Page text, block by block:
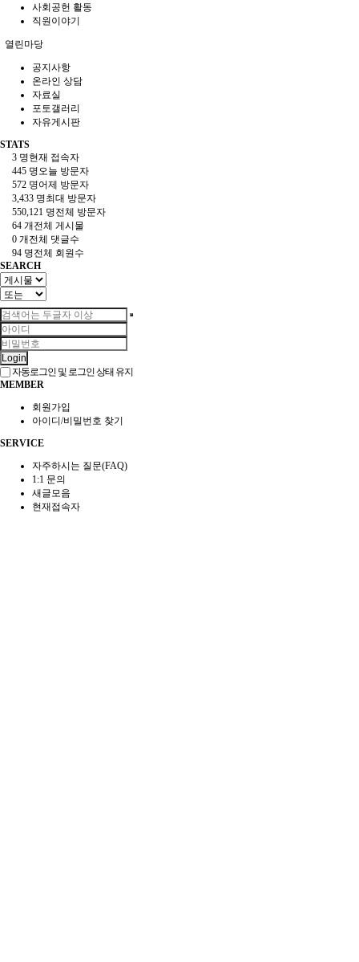
사회공헌 활동
직원이야기
열린마당
공지사항
온라인 상담
자료실
포토갤러리
자유게시판
STATS
3 명현재 접속자
445 명 오늘 방문자
572 명어제 방문자
3,433 명최대 방문자
550,121 명전체 방문자
64 개전체 게시물
0 개전체 댓글수
94 명전체 회원수
SEARCH
Login
자동로그인 및 로그인 상태 유지
MEMBER
회원가입
아이디/비밀번호 찾기
SERVICE
자주하시는 질문(FAQ)
1:1 문의
새글모음
현재접속자